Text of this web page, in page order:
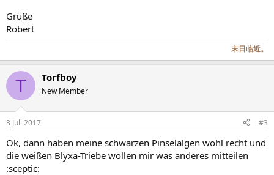
Grüße
Robert
末日临近。
T Torfboy
New Member
3 Juli 2017 #3
Ok, dann haben meine schwarzen Pinselalgen wohl recht und
die weißen Blyxa-Triebe wollen mir was anderes mitteilen
:sceptic: